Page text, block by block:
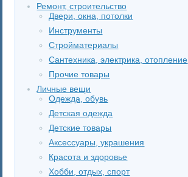
Ремонт, строительство
Двери, окна, потолки
Инструменты
Стройматериалы
Сантехника, электрика, отопление
Прочие товары
Личные вещи
Одежда, обувь
Детская одежда
Детские товары
Аксессуары, украшения
Красота и здоровье
Хобби, отдых, спорт